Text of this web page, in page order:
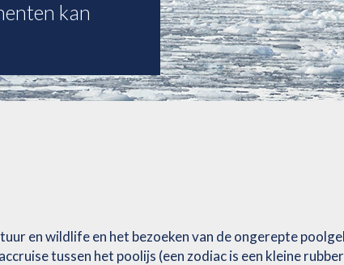
kan
en wildlife en het bezoeken van de ongerepte
tussen het poolijs (een zodiac is een kleine